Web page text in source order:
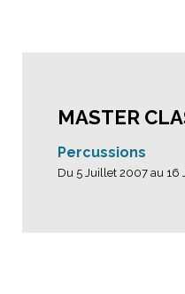
MASTER
Percussions
Du 5 Juillet 2007 au 16